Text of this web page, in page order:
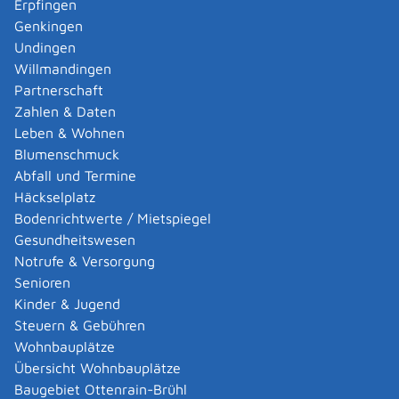
Erpfingen
Genkingen
Undingen
Willmandingen
Partnerschaft
Zahlen & Daten
Leben & Wohnen
Blumenschmuck
Abfall und Termine
Häckselplatz
Bodenrichtwerte / Mietspiegel
Gesundheitswesen
Notrufe & Versorgung
Senioren
Kinder & Jugend
Steuern & Gebühren
Wohnbauplätze
Übersicht Wohnbauplätze
Baugebiet Ottenrain-Brühl
Leistungsdetails
Voraussetzungen
Die Identität und die deutsche Staatsangehörigkeit
der reisenden Person muss festgestellt werden
können.
Es bestehen keine
Sicherheitsbedenken,
Ausreiseuntersagung oder
Passversagungsgründe.
Bei Minderjährigen muss das Einverständnis der
gesetzlichen Vertretung vorliegen.
Verfahrensablauf
Den Reiseausweis müssen Sie persönlich direkt bei der
Grenzbehörde (zum Beispiel am Flughafen) beantragen.